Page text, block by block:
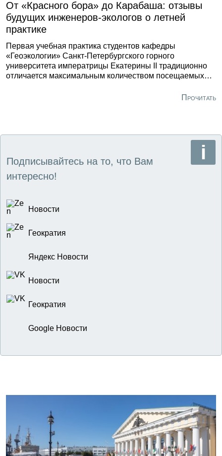
От «Красного бора» до Карабаша: отзывы
будущих инженеров-экологов о летней
практике
Первая учебная практика студентов кафедры
«Геоэкологии» Санкт-Петербургского горного
университета императрицы Екатерины II традиционно
отличается максимальным количеством посещаемых
летний семестр – 5 недель было посвящено в основном
природные территории и в музеи.
Прочитать
Подписывайтесь на то, что Вам
интересно!
Новости
Геократия
Яндекс Новости
Новости
Геократия
Google Новости